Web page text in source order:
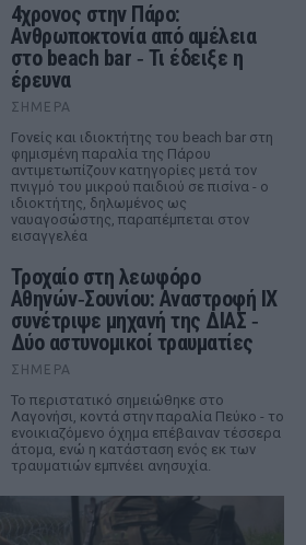
4χρονος στην Πάρο:
Ανθρωποκτονία από αμέλεια
στο beach bar ‑ Τι έδειξε η
έρευνα
ΣΉΜΕΡΑ
Γονείς και ιδιοκτήτης του beach bar στη
φημισμένη παραλία της Πάρου
αντιμετωπίζουν κατηγορίες μετά τον
πνιγμό του μικρού παιδιού σε πισίνα - ο
ιδιοκτήτης, δηλωμένος ως
ναυαγοσώστης, παραπέμπεται στον
εισαγγελέα
Τροχαίο στη λεωφόρο
Αθηνών‑Σουνίου: Αναστροφή ΙΧ
συνέτριψε μηχανή της ΔΙΑΣ ‑
Δύο αστυνομικοί τραυματίες
ΣΉΜΕΡΑ
Το περιστατικό σημειώθηκε στο
Λαγονήσι, κοντά στην παραλία Πεύκο - το
ενοικιαζόμενο όχημα επέβαιναν τέσσερα
άτομα, ενώ η κατάσταση ενός εκ των
τραυματιών εμπνέει ανησυχία.